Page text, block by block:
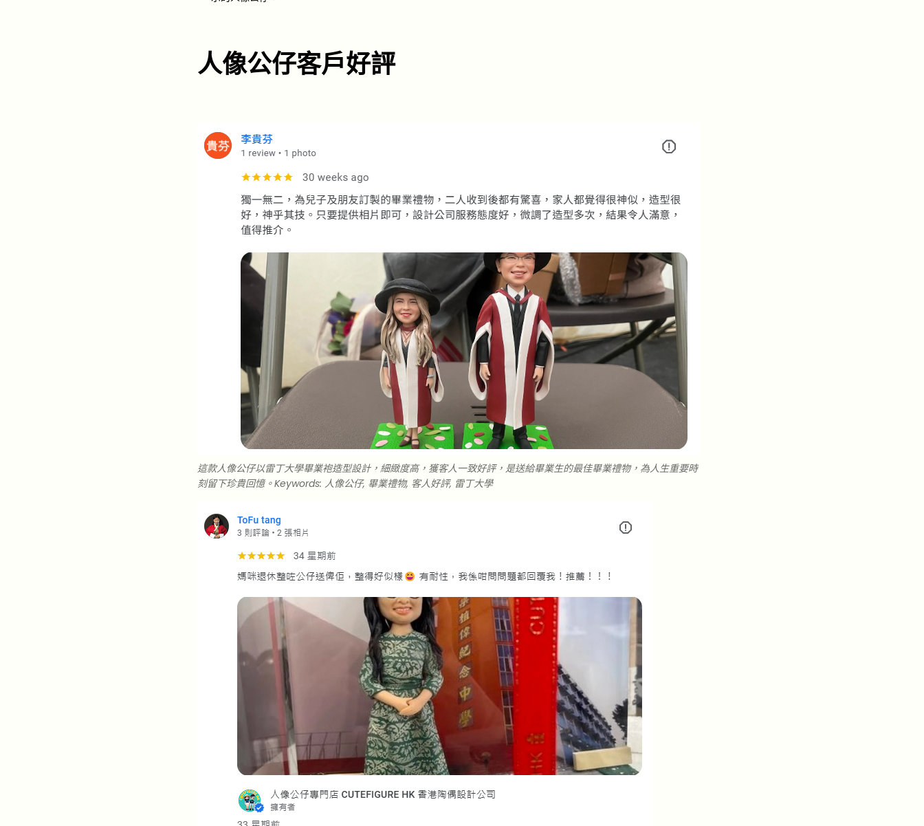
人像公仔客戶好評
這款人像公仔以雷丁大學畢業袍造型設計，細緻度高，獲客人一致好評，是送給畢業生的最佳畢業禮物，為人生重要時
刻留下珍貴回憶。Keywords: 人像公仔, 畢業禮物, 客人好評, 雷丁大學